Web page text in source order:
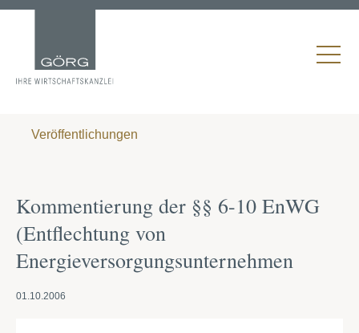
Veröffentlichungen
Kommentierung der §§ 6-10 EnWG
(Entflechtung von
Energieversorgungsunternehmen
01.10.2006